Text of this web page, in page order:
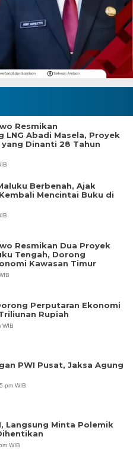
Resmikan
LNG Abadi Masela, Proyek
yang Dinanti 28 Tahun
Berbenah, Ajak
Mencintai Buku di
Resmikan Dua Proyek
Tengah, Dorong
Kawasan Timur
Perputaran Ekonomi
Rupiah
WIB
PWI Pusat, Jaksa Agung
pm WIB
Langsung Minta Polemik
WIB